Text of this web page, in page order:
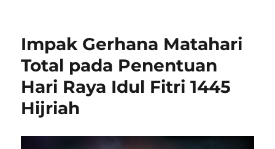
Impak Gerhana Matahari
Total pada Penentuan
Hari Raya Idul Fitri 1445
Hijriah